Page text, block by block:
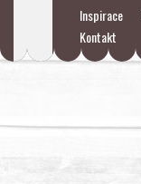
Inspirace
Kontakt